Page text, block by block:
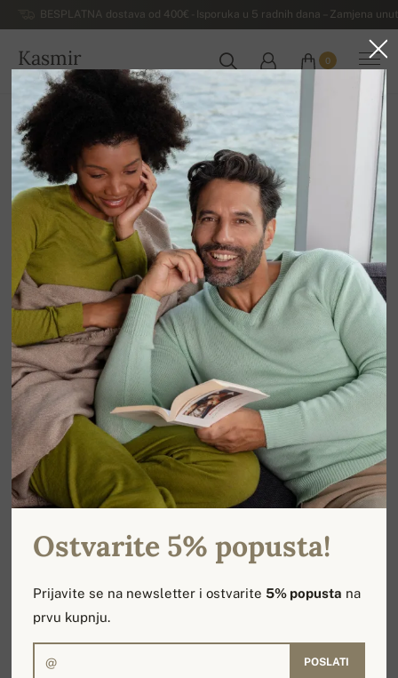
BESPLATNA dostava od 400€ - Isporuka u 5 radnih dana – Zamjena
Kasmir
HRVATSKA
0
Kuća Luksuzni muški džemperi od kašmira
Ostvarite 5% popusta!
Prijavite se na newsletter i ostvarite5% popusta na
prvu kupnju.
POSLATI